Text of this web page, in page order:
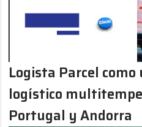
Logista Parcel
logístico
Portugal y Andorra